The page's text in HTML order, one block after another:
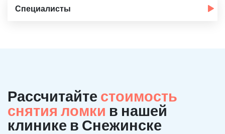
Специалисты
Рассчитайте стоимость
снятия ломки в нашей
клинике в Снежинске